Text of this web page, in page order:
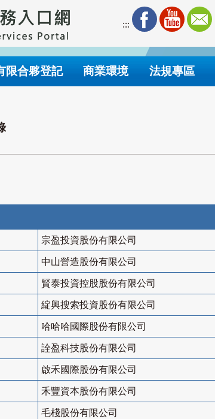
:::
限合夥登記 商業環境 法規專區
宗盈投資股份有限公司
中山營造股份有限公司
賢泰投資控股股份有限公司
綻興搜索投資股份有限公司
哈哈哈國際股份有限公司
詮盈科技股份有限公司
啟禾國際股份有限公司
禾豐資本股份有限公司
毛棧股份有限公司